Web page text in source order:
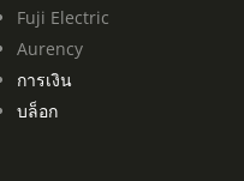
Fuji Electric
Aurency
การเงิน
บล็อก